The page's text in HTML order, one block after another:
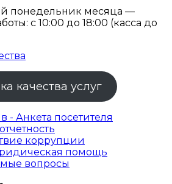
понедельник месяца —
с 10:00 до 18:00 (касса до
качества услуг
- Анкета посетителя
коррупции
помощь
вопросы